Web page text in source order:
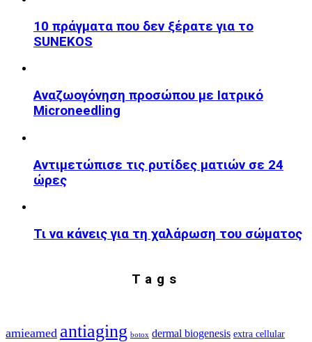
10 πράγματα που δεν ξέρατε για το
SUNEKOS
Αναζωογόνηση προσώπου με Ιατρικό
Microneedling
Αντιμετώπισε τις ρυτίδες ματιών σε 24
ώρες
Τι να κάνεις για τη χαλάρωση του σώματος
Tags
amieamed antiaging botox dermal biogenesis extra cellular